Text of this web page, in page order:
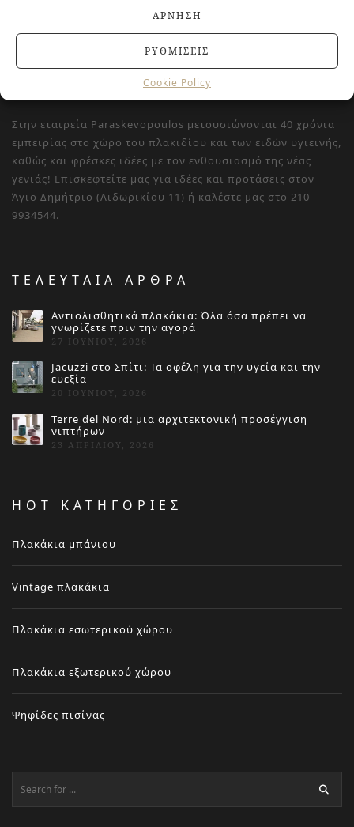
ΆΡΝΗΣΗ
ΡΥΘΜΊΣΕΙΣ
Cookie Policy
ΣΧΕΤΙΚΑ ΜΕ ΕΜΑΣ
Στην εταιρεία Paraskevopoulos μετουσιώνονται 40 χρόνια
εμπειρίας στο χώρο του πλακιδίου και των ειδών υγιεινής,
καθώς και φρέσκες ιδέες με τον ενθουσιασμό της νέας
γενιάς! Επισκεφτείτε μας για ιδέες και προτάσεις στον
Άγιο Δημήτριο (Λιδωρικίου 11) ή καλέστε μας στο 210-
9934544.
ΤΕΛΕΥΤΑΙΑ ΑΡΘΡΑ
Αντιολισθητικά πλακάκια: Όλα όσα πρέπει να
γνωρίζετε πριν την αγορά
27 ΙΟΥΝΊΟΥ, 2026
Jacuzzi στο Σπίτι: Τα οφέλη για την υγεία και την
ευεξία
20 ΙΟΥΝΊΟΥ, 2026
Terre del Nord: μια αρχιτεκτονική προσέγγιση
νιπτήρων
23 ΑΠΡΙΛΊΟΥ, 2026
HOT ΚΑΤΗΓΟΡΙΕΣ
Πλακάκια μπάνιου
Vintage πλακάκια
Πλακάκια εσωτερικού χώρου
Πλακάκια εξωτερικού χώρου
Ψηφίδες πισίνας